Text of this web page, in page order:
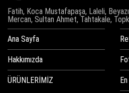
Fatih, Koca Mustafapaşa, Laleli,
Mercan, Sultan Ahmet, Tahtakale,
Ana Sayfa
Hakkımızda
ÜRÜNLERİMİZ